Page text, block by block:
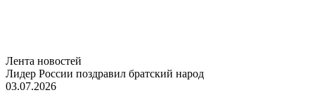
Лента новостей
Лидер России поздравил братский народ
03.07.2026